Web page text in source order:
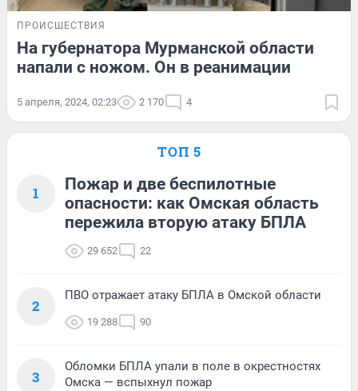
ПРОИСШЕСТВИЯ
На губернатора Мурманской области
напали с ножом. Он в реанимации
5 апреля, 2024, 02:23 2 170 4
ТОП 5
1
Пожар и две беспилотные
опасности: как Омская область
пережила вторую атаку БПЛА
29 652 22
2
ПВО отражает атаку БПЛА в Омской области
19 288 90
3
Обломки БПЛА упали в поле в окрестностях
Омска — вспыхнул пожар